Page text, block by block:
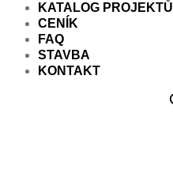
KATALOG PROJEKTŮ
CENÍK
FAQ
STAVBA
KONTAKT